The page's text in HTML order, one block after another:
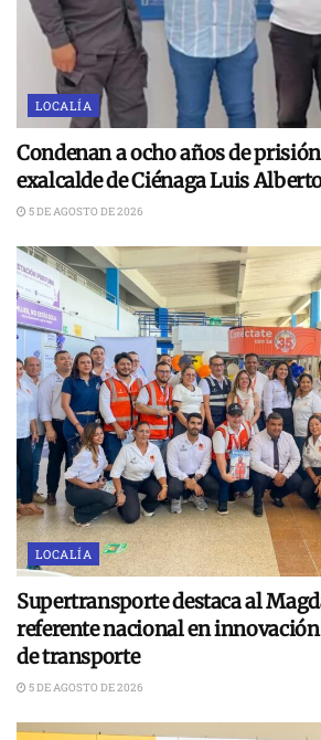
LOCALÍA
Condenan a ocho años de
exalcalde de Ciénaga Luis
5 DE AGOSTO DE 2026
LOCALÍA
Supertransporte destaca al
referente nacional en
de transporte
5 DE AGOSTO DE 2026